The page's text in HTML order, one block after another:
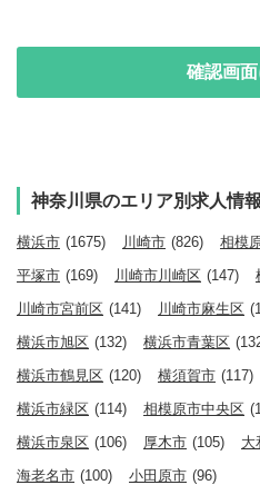
神奈川県のエリア別求人情報
横浜市 (1675) 川崎市 (826) 相模
平塚市 (169) 川崎市川崎区 (147)
川崎市宮前区 (141) 川崎市麻生区
横浜市旭区 (132) 横浜市青葉区
横浜市鶴見区 (120) 横須賀市 (117)
横浜市緑区 (114) 相模原市中央区
横浜市泉区 (106) 厚木市 (105) 大
海老名市 (100) 小田原市 (96)